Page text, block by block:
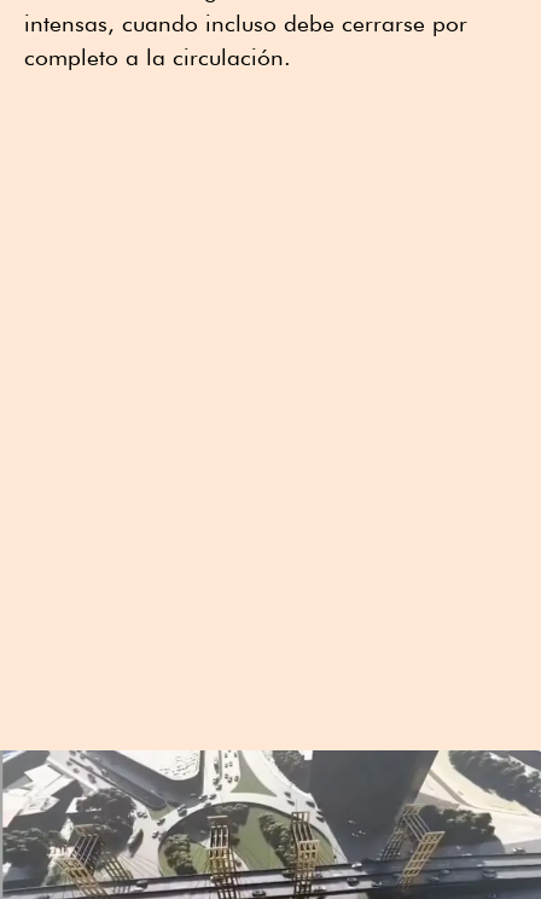
intensas, cuando incluso debe cerrarse por
completo a la circulación.